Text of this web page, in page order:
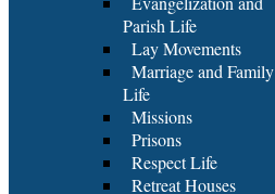
Parish Life
Lay Movements
Marriage and Family
Life
Missions
Prisons
Respect Life
Retreat Houses